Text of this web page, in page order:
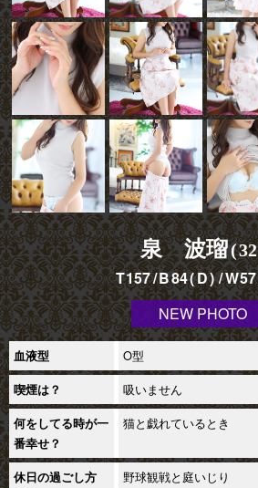
泉 波瑠 32
157 84 D 57
NEW PHOTO
血液型 O型
喫煙は？ 吸いません
何をしてる時が一
番幸せ？
猫と戯れているとき
休日の過ごし方
野球観戦と庭いじり